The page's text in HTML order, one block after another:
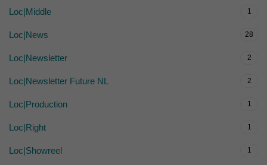
Loc|Middle 1
Loc|News 28
Loc|Newsletter 2
Loc|Newsletter Future NL 2
Loc|Production 1
Loc|Right 1
Loc|Showreel 1